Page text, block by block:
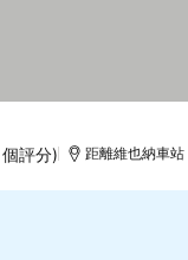
評分) 距離維也納車站